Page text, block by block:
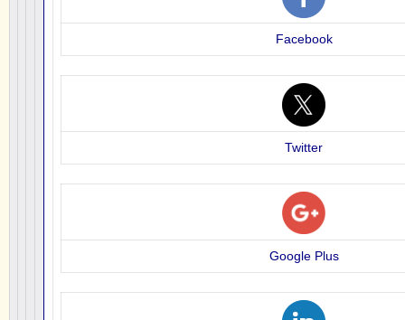
Facebook
Twitter
Google Plus